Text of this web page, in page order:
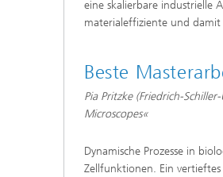
eine skalierbare industrielle
materialeffiziente und
Beste
Pia Pritzke (Friedrich-
Microscopes«
Dynamische Prozesse in
Zellfunktionen. Ein